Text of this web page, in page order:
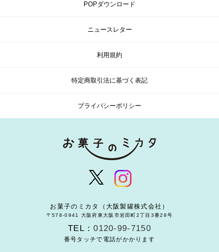
POPダウンロード
ニュースレター
利用規約
特定商取引法に基づく表記
プライバシーポリシー
お菓子のミカタ（大阪製罐株式会社）
〒578-0941 大阪府東大阪市岩田町2丁目3番28号
TEL：0120-99-7150
番号タッチで電話がかかります